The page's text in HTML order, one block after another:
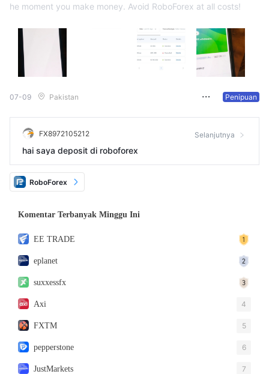
he moment you make money. Avoid RoboForex at all costs!
07-09 Pakistan Penipuan
FX8972105212
hai saya deposit di roboforex
Selanjutnya
RoboForex
Komentar Terbanyak Minggu Ini
EE TRADE
eplanet
suxxessfx
Axi 4
FXTM 5
pepperstone 6
JustMarkets 7